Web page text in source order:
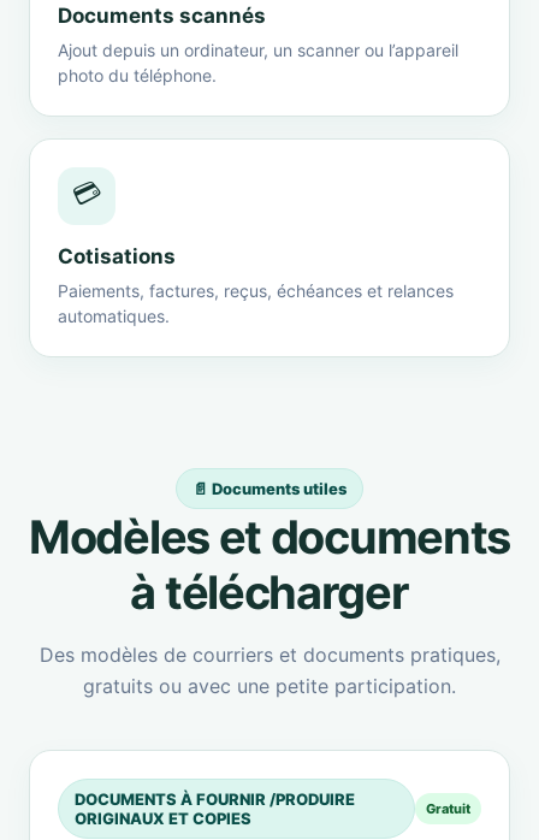
Documents scannés
Ajout depuis un ordinateur, un scanner ou l’appareil
photo du téléphone.
💳
Cotisations
Paiements, factures, reçus, échéances et relances
automatiques.
📄 Documents utiles
Modèles et documents
à télécharger
Des modèles de courriers et documents pratiques,
gratuits ou avec une petite participation.
DOCUMENTS À FOURNIR /PRODUIRE
ORIGINAUX ET COPIES
Gratuit